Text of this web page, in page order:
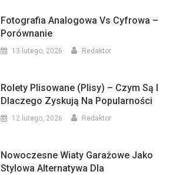
Fotografia Analogowa Vs Cyfrowa –
Porównanie
13 lutego, 2026 Redaktor
Rolety Plisowane (plisy) – Czym Są I
Dlaczego Zyskują Na Popularności
12 lutego, 2026 Redaktor
Nowoczesne Wiaty Garażowe Jako
Stylowa Alternatywa Dla